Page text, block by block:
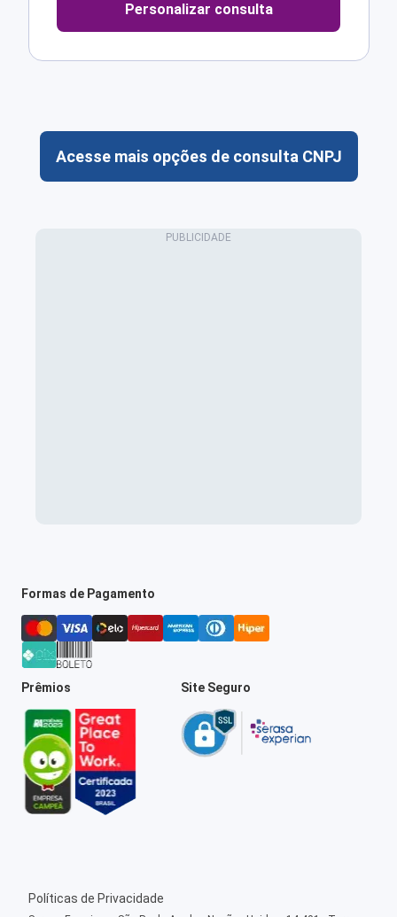
Personalizar consulta
Acesse mais opções de consulta CNPJ
Formas de Pagamento
Prêmios Site Seguro
Políticas de Privacidade